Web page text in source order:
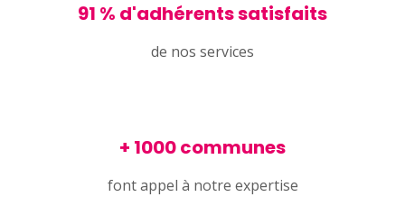
91 % d'adhérents satisfaits
de nos services
+ 1000 communes
font appel à notre expertise